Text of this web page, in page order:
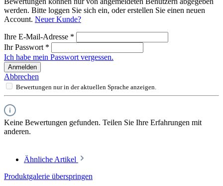
werden. Bitte loggen Sie sich ein, oder erstellen Sie einen neuen
Account. Neuer Kunde?
Ihre E-Mail-Adresse *
Ihr Passwort *
Ich habe mein Passwort vergessen.
Anmelden
Abbrechen
Bewertungen nur in der aktuellen Sprache anzeigen.
Keine Bewertungen gefunden. Teilen Sie Ihre Erfahrungen mit
anderen.
Ähnliche Artikel
Produktgalerie überspringen